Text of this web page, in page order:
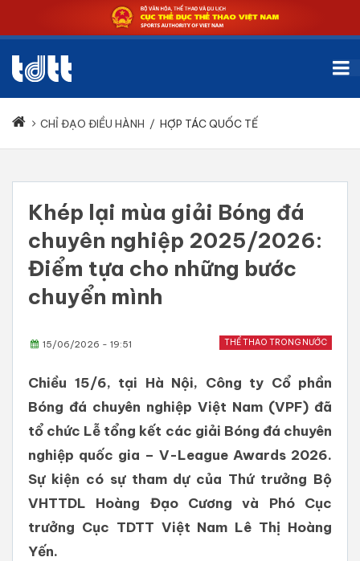
CHỈ ĐẠO ĐIỀU HÀNH / HỢP TÁC QUỐC TẾ
Khép lại mùa giải Bóng đá
chuyên nghiệp 2025/2026:
Điểm tựa cho những bước
chuyển mình
THỂ THAO TRONG NƯỚC
15/06/2026 - 19:51
​Chiều 15/6, tại Hà Nội, Công ty Cổ phần
Bóng đá chuyên nghiệp Việt Nam (VPF) đã
tổ chức Lễ tổng kết các giải Bóng đá chuyên
nghiệp quốc gia – V-League Awards 2026.
Sự kiện có sự tham dự của Thứ trưởng Bộ
VHTTDL Hoàng Đạo Cương và Phó Cục
trưởng Cục TDTT Việt Nam Lê Thị Hoàng
Yến.